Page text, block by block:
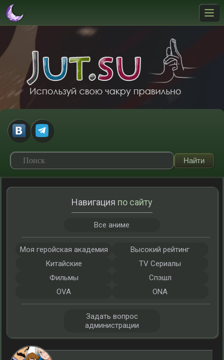
Навигация по сайту
Все аниме
Моя геройская академия
Высокий рейтинг
Китайские
TV Сериалы
Фильмы
Спэшл
OVA
ONA
Задать вопрос
администрации